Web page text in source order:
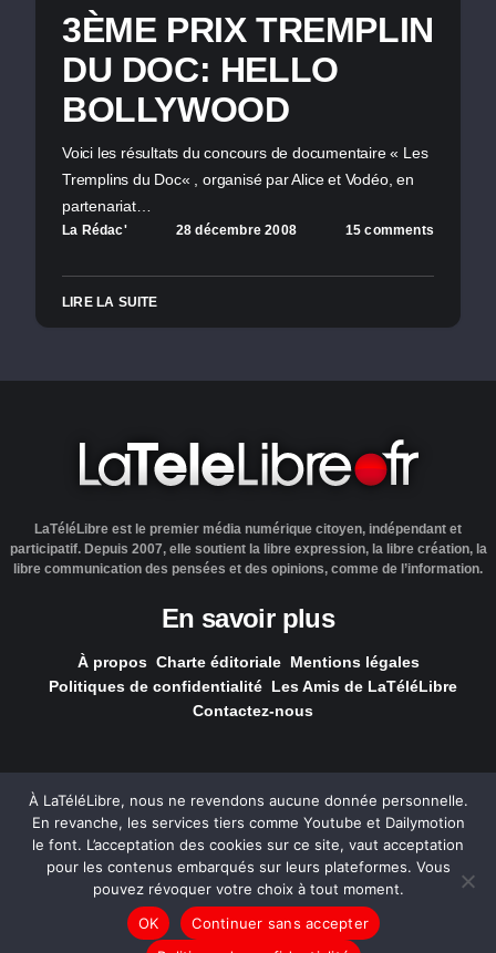
3ÈME PRIX TREMPLIN
DU DOC: HELLO
BOLLYWOOD
Voici les résultats du concours de documentaire « Les
Tremplins du Doc« , organisé par Alice et Vodéo, en
partenariat…
La Rédac' 28 décembre 2008 15 comments
LIRE LA SUITE
LaTéléLibre est le premier média numérique citoyen, indépendant et
participatif. Depuis 2007, elle soutient la libre expression, la libre création, la
libre communication des pensées et des opinions, comme de l’information.
En savoir plus
À propos Charte éditoriale Mentions légales
Politiques de confidentialité Les Amis de LaTéléLibre
Contactez-nous
LaTéléLibre.fr, ce site a été réalisé par l'agenceNOUS, Ouvert,
Utile & Simple
— Tous les contenus, sauf exception signalée, sont
sous licence Creative Commons .
À LaTéléLibre, nous ne revendons aucune donnée personnelle.
En revanche, les services tiers comme Youtube et Dailymotion
le font. L’acceptation des cookies sur ce site, vaut acceptation
pour les contenus embarqués sur leurs plateformes. Vous
pouvez révoquer votre choix à tout moment.
OK
Continuer sans accepter